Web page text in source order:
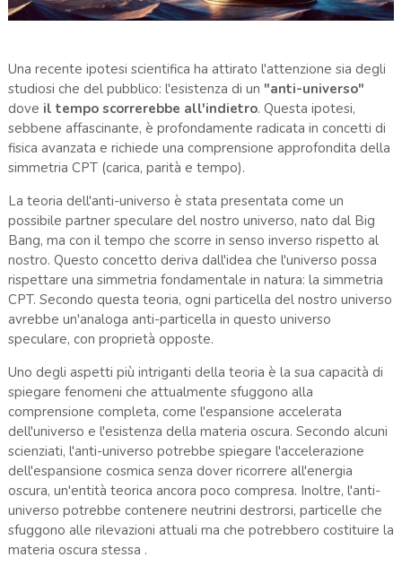
Una recente ipotesi scientifica ha attirato l'attenzione sia degli
studiosi che del pubblico: l'esistenza di un "anti-universo"
dove il tempo scorrerebbe all'indietro. Questa ipotesi,
sebbene affascinante, è profondamente radicata in concetti di
fisica avanzata e richiede una comprensione approfondita della
simmetria CPT (carica, parità e tempo).
La teoria dell'anti-universo è stata presentata come un
possibile partner speculare del nostro universo, nato dal Big
Bang, ma con il tempo che scorre in senso inverso rispetto al
nostro. Questo concetto deriva dall'idea che l'universo possa
rispettare una simmetria fondamentale in natura: la simmetria
CPT. Secondo questa teoria, ogni particella del nostro universo
avrebbe un'analoga anti-particella in questo universo
speculare, con proprietà opposte.
Uno degli aspetti più intriganti della teoria è la sua capacità di
spiegare fenomeni che attualmente sfuggono alla
comprensione completa, come l'espansione accelerata
dell'universo e l'esistenza della materia oscura. Secondo alcuni
scienziati, l'anti-universo potrebbe spiegare l'accelerazione
dell'espansione cosmica senza dover ricorrere all'energia
oscura, un'entità teorica ancora poco compresa. Inoltre, l'anti-
universo potrebbe contenere neutrini destrorsi, particelle che
sfuggono alle rilevazioni attuali ma che potrebbero costituire la
materia oscura stessa​ .